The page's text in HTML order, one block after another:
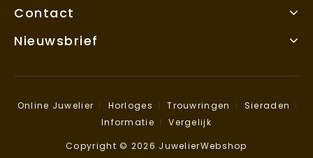
Contact
Nieuwsbrief
Online Juwelier Horloges Trouwringen
Sieraden
Informatie
Vergelijk
Copyright © 2026 JuwelierWebshop